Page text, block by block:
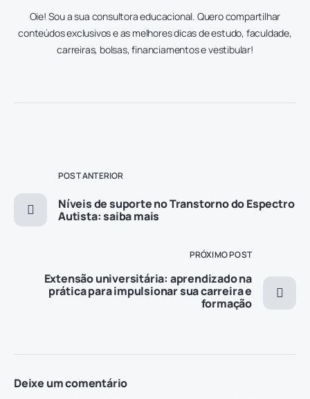
Oie! Sou a sua consultora educacional. Quero compartilhar
conteúdos exclusivos e as melhores dicas de estudo, faculdade,
carreiras, bolsas, financiamentos e vestibular!
POST ANTERIOR
Níveis de suporte no Transtorno do Espectro
Autista: saiba mais
PRÓXIMO POST
Extensão universitária: aprendizado na
prática para impulsionar sua carreira e
formação
Deixe um comentário